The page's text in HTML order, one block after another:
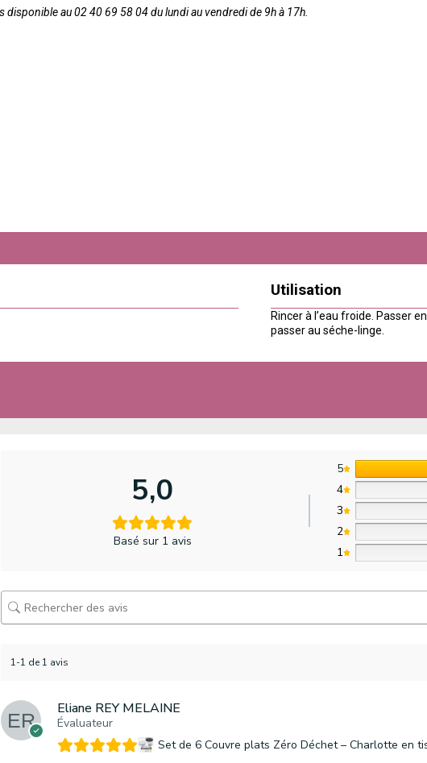
au 02 40 69 58 04 du lundi au vendredi de 9h à 17h.
Utilisation
Rincer à l’eau froide. Passer
passer au séche-linge.
5,0
Basé sur 1 avis
5
4
3
2
1
1-1 de 1 avis
Eliane REY MELAINE
Évaluateur
Set de 6 Couvre plats Zéro Déchet – Charlotte en